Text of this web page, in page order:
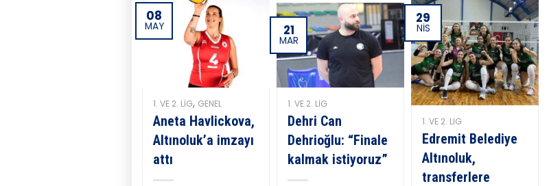
08
MAY
1. VE 2. LIG, GENEL
Aneta Havlickova,
Altınoluk’a imzayı
attı
29
NIS
1. VE 2. LIG
Edremit Belediye
Altınoluk,
transferlere
21
MAR
1. VE 2. LIG
Dehri Can
Dehrioğlu: “Finale
kalmak istiyoruz”